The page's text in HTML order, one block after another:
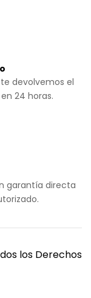
devolvemos el
24 horas.
garantía directa
los Derechos